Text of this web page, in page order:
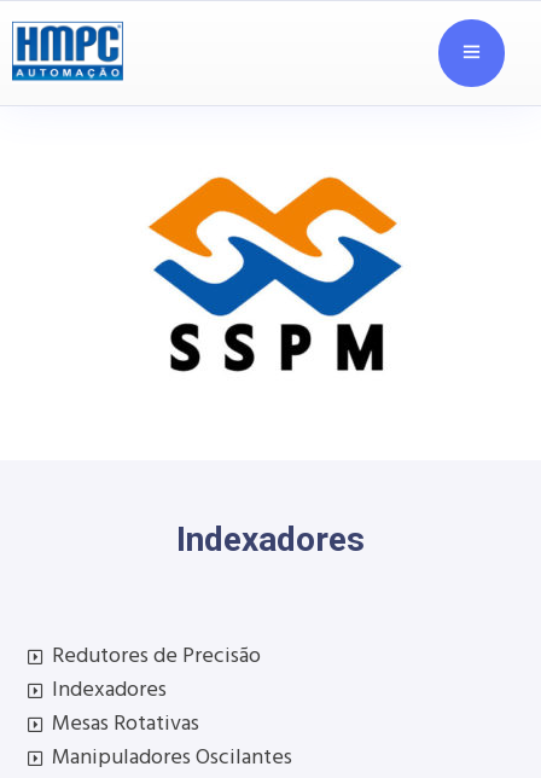
Indexadores
Redutores de Precisão
Indexadores
Mesas Rotativas
Manipuladores Oscilantes